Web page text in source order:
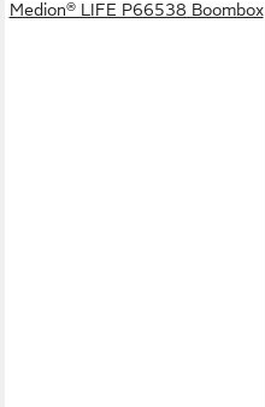
Medion® LIFE P66538 Boombox